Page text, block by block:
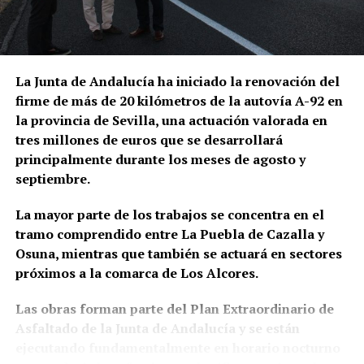
cuentas bancarias vinculadas a la investigación y
solicitar judicialmente el embargo de once
inmuebles. En domicilios relacionados con uno de
los principales investigados fueron intervenidos
además 66.000 euros en efectivo, junto con relojes
de lujo, dispositivos electrónicos y abundante
documentación.
Las pesquisas patrimoniales apuntan también a que
parte de los beneficios obtenidos presuntamente
mediante el fraude habría sido desviada hacia una
sociedad patrimonial, utilizada para canalizar el
dinero y mantener inmuebles relacionados con
algunos de los principales investigados. Es
precisamente esta parte del entramado la que
fundamenta la investigación paralela por supuesto
blanqueo de capitales.
La Junta de Andalucía ha iniciado la renovación del
firme de más de 20 kilómetros de la autovía A-92 en
la provincia de Sevilla, una actuación valorada en
tres millones de euros que se desarrollará
principalmente durante los meses de agosto y
septiembre.
La mayor parte de los trabajos se concentra en el
tramo comprendido entre La Puebla de Cazalla y
Osuna, mientras que también se actuará en sectores
próximos a la comarca de Los Alcores.
Las obras forman parte del Plan Extraordinario de
Asfaltado de la Junta de Andalucía y se están